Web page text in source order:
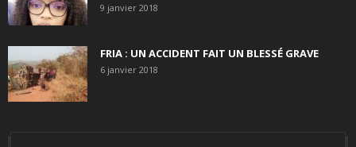
9 janvier 2018
FRIA : UN ACCIDENT FAIT UN BLESSÉ GRAVE
6 janvier 2018